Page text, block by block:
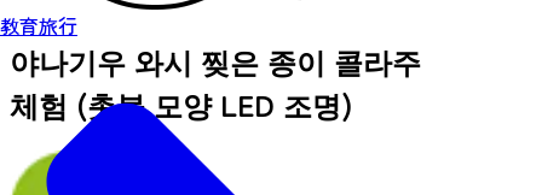
教育旅行
야나기우 와시 찢은 종이 콜라주
체험 (촛불 모양 LED 조명)